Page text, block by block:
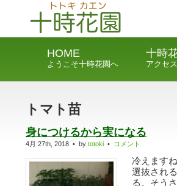
HOME
ようこそ十時花園へ
十時
アクセ
トマト苗
身につけるから実になる
4月 27th, 2018 • by totoki • コメント
冷えます
選抜され
る。そう